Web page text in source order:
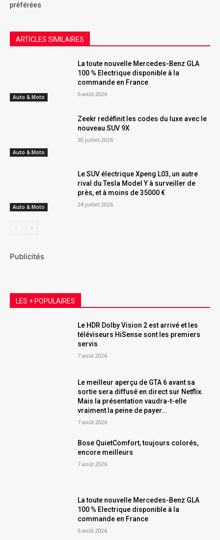
préférées
ARTICLES SIMILAIRES
Auto & Moto
La toute nouvelle Mercedes-Benz GLA
100 % Electrique disponible à la
commande en France
6 août 2026
Auto & Moto
Zeekr redéfinit les codes du luxe avec le
nouveau SUV 9X
30 juillet 2026
Auto & Moto
Le SUV électrique Xpeng L03, un autre
rival du Tesla Model Y à surveiller de
près, et à moins de 35000 €
24 juillet 2026
Publicités
LES + POPULAIRES
Le HDR Dolby Vision 2 est arrivé et les
téléviseurs HiSense sont les premiers
servis
7 août 2026
Le meilleur aperçu de GTA 6 avant sa
sortie sera diffusé en direct sur Netflix.
Mais la présentation vaudra-t-elle
vraiment la peine de payer...
7 août 2026
Bose QuietComfort, toujours colorés,
encore meilleurs
7 août 2026
La toute nouvelle Mercedes-Benz GLA
100 % Electrique disponible à la
commande en France
6 août 2026